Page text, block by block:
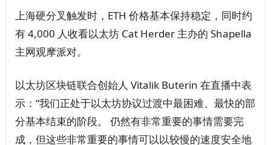
上海硬分叉触发时，ETH 价格基本保持稳定，同时约
有 4,000 人收看以太坊 Cat Herder 主办的 Shapella
主网观摩派对。
以太坊区块链联合创始人 Vitalik Buterin 在直播中表
示：“我们正处于以太坊协议过渡中最困难、最快的部
分基本结束的阶段。 仍然有非常重要的事情需要完
成，但这些非常重要的事情可以以较慢的速度安全地